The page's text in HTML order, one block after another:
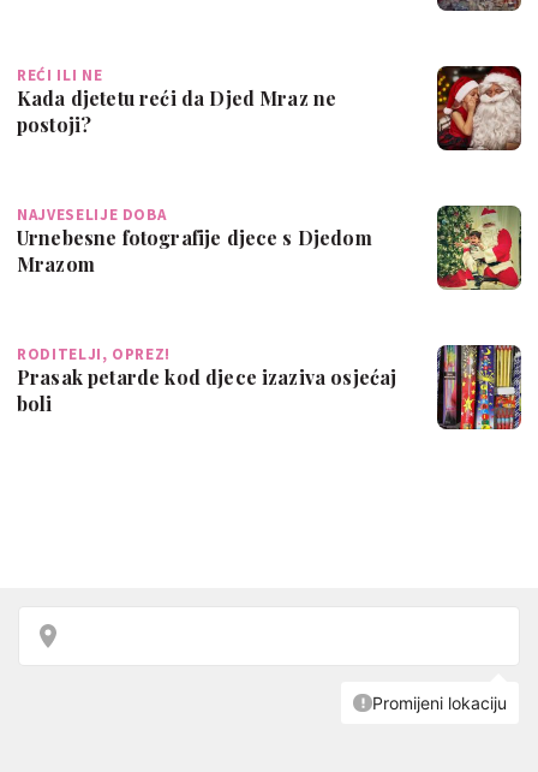
REĆI ILI NE
Kada djetetu reći da Djed Mraz ne
postoji?
NAJVESELIJE DOBA
Urnebesne fotografije djece s Djedom
Mrazom
RODITELJI, OPREZ!
Prasak petarde kod djece izaziva osjećaj
boli